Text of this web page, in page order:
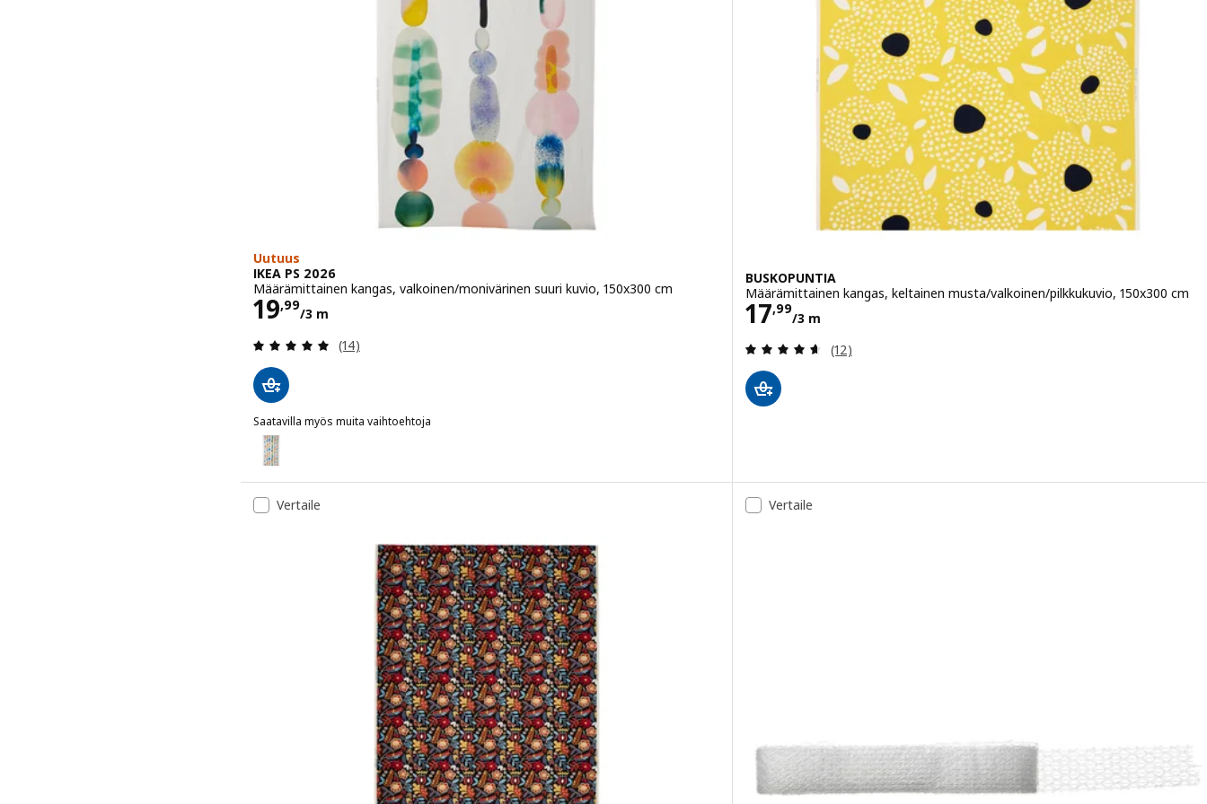
Uutuus
IKEA PS 2026
Määrämittainen kangas, valkoinen/monivärinen suuri kuvio, 150x300 cm
19,99
/3 m
Hinta 19,99/3 m
Arvio: 4.9 / 5 tähteä. Arvostelut yhteensä:
(14)
Saatavilla myös muita vaihtoehtoja
IKEA PS 2026
Vaihtoehto: IKEA PS 2026, Määrämittainen kangas, valkoinen/monivärinen pieni kuvio, 150x300 cm
BUSKOPUNTIA
Määrämittainen kangas, keltainen musta/valkoinen/pilkkukuvio, 150x300 cm
17,99
/3 m
Hinta 17,99/3 m
Arvio: 4.6 / 5 tähteä. Arvostelut yhteensä:
(12)
Vertaile Vertaile